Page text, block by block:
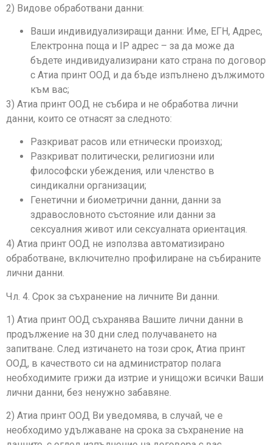
2) Видове обработвани данни:
Ваши индивидуализиращи данни: Име, ЕГН, Адрес,
Електронна поща и IP адрес – за да може да
бъдете индивидуализирани като страна по договор
с Атиа принт ООД и да бъде изпълнено дължимото
към вас;
3) Атиа принт ООД не събира и не обработва лични
данни, които се отнасят за следното:
Разкриват расов или етнически произход;
Разкриват политически, религиозни или
философски убеждения, или членство в
синдикални организации;
Генетични и биометрични данни, данни за
здравословното състояние или данни за
сексуалния живот или сексуалната ориентация.
4) Атиа принт ООД не използва автоматизирано
обработване, включително профилиране на събираните
лични данни.
Чл. 4. Срок за съхранение на личните Ви данни.
1) Атиа принт ООД съхранява Вашите лични данни в
продължение на 30 дни след получаването на
запитване. След изтичането на този срок, Атиа принт
ООД, в качеството си на администратор полага
необходимите грижи да изтрие и унищожи всички Ваши
лични данни, без ненужно забавяне.
2) Атиа принт ООД Ви уведомява, в случай, че е
необходимо удължаване на срока за съхранение на